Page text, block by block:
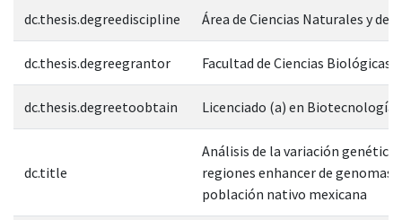
dc.thesis.degreediscipline Área de Ciencias Naturales y de
dc.thesis.degreegrantor Facultad de Ciencias Biológicas
dc.thesis.degreetoobtain Licenciado (a) en Biotecnología
dc.title
Análisis de la variación genética
regiones enhancer de genomas
población nativo mexicana